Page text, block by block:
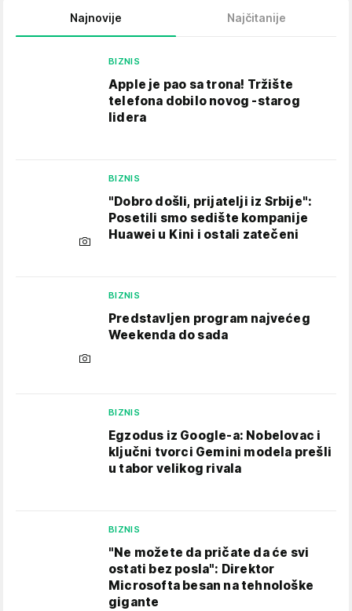
Najnovije Najčitanije
BIZNIS
Apple je pao sa trona! Tržište
telefona dobilo novog -starog
lidera
BIZNIS
"Dobro došli, prijatelji iz Srbije":
Posetili smo sedište kompanije
Huawei u Kini i ostali zatečeni
BIZNIS
Predstavljen program najvećeg
Weekenda do sada
BIZNIS
Egzodus iz Google-a: Nobelovac i
ključni tvorci Gemini modela prešli
u tabor velikog rivala
BIZNIS
"Ne možete da pričate da će svi
ostati bez posla": Direktor
Microsofta besan na tehnološke
gigante